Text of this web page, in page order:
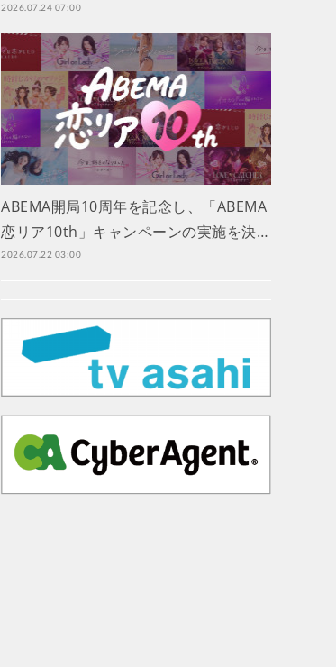
2026.07.24 07:00
ABEMA開局10周年を記念し、「ABEMA
恋リア10th」キャンペーンの実施を決…
2026.07.22 03:00